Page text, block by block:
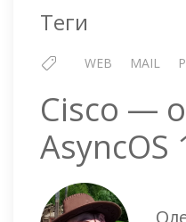
Теги
WEB MAIL
Cisco —
AsyncOS